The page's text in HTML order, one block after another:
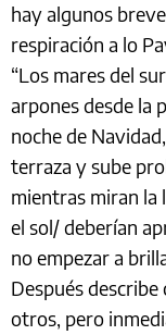
hay algunos
respiración a lo
“Los mares del
arpones desde la
noche de
terraza y sube
mientras miran la
el sol/ deberían
no empezar a
Después describe
otros, pero